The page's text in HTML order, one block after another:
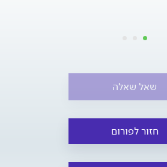
שאל שאלה
חזור לפורום